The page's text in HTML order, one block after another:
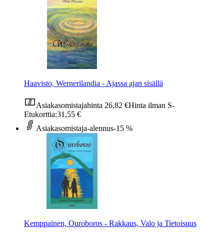
Haavisto, Wernerilandia - Ajassa ajan sisällä
Asiakasomistajahinta 26,82 €Hinta ilman S-
Etukorttia:31,55 €
Asiakasomistaja-alennus-15 %
Kemppainen, Ouroboros - Rakkaus, Valo ja Tietoisuus